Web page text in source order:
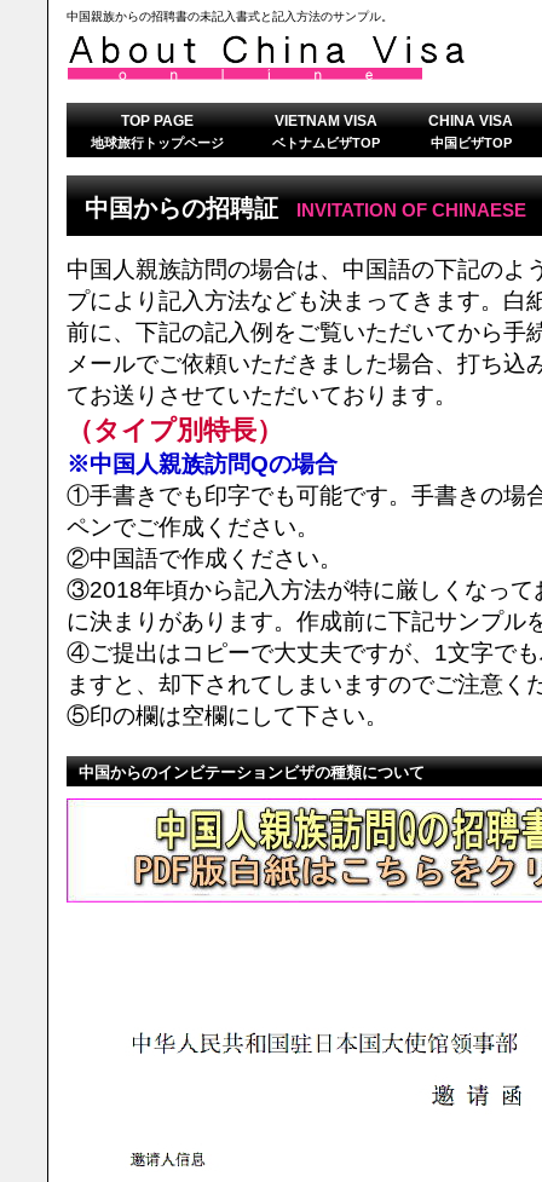
中国親族からの招聘書の未記入書式と記入方法のサンプル。
中国からの招聘証 INVITATION OF CHINAESE
中国人親族訪問の場合は、中国語の下記のよ
プにより記入方法なども決まってきます。白
前に、下記の記入例をご覧いただいてから手
メールでご依頼いただきました場合、打ち込
てお送りさせていただいております。
（タイプ別特長）
※中国人親族訪問Qの場合
①手書きでも印字でも可能です。手書きの場
ペンでご作成ください。
②中国語で作成ください。
③2018年頃から記入方法が特に厳しくなって
に決まりがあります。作成前に下記サンプル
④ご提出はコピーで大丈夫ですが、1文字で
ますと、却下されてしまいますのでご注意く
⑤印の欄は空欄にして下さい。
中国からのインビテーションビザの種類について
TOP PAGE
地球旅行トップページ
VIETNAM VISA
ベトナムビザTOP
CHINA VISA
中国ビザTOP